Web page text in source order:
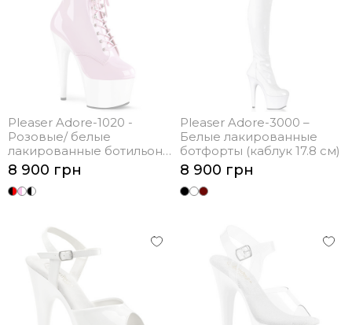
Pleaser Adore-1020 -
Розовые/ белые
лакированные ботильоны
(каблук 17.8 см)
8 900 грн
Pleaser Adore-3000 –
Белые лакированные
ботфорты (каблук 17.8 см)
8 900 грн